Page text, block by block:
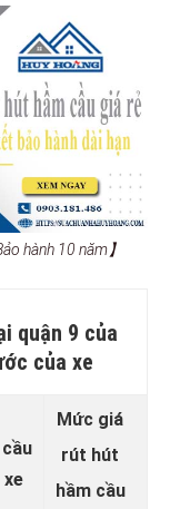
hành 10 năm】
quận 9 của
của xe
Mức giá
rút hút
hầm cầu